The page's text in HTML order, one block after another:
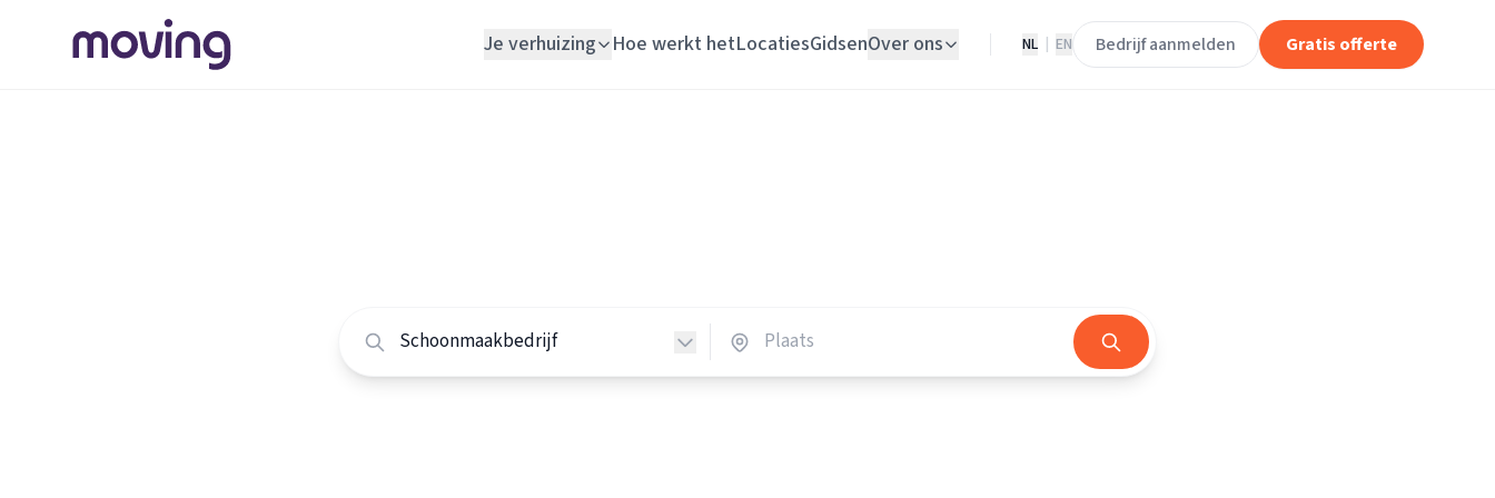
Je verhuizing
Loodgieter
Slotenmaker
Hoe werkt hetLocatiesGidsenOver ons NL EN Bedrijf aanmelden Gratis offerte